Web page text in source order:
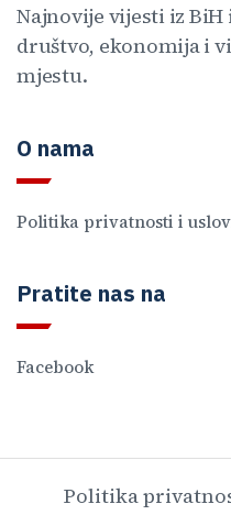
Najnovije vijesti iz
društvo, ekonomija i
mjestu.
O nama
Politika privatnosti i
Pratite nas na
Facebook
Politika